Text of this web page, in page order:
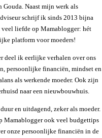
Gouda. Naast mijn werk als
schrijf ik sinds 2013 bijna
veel liefde op Mamablogger: hét
platform voor moeders!
deel ik eerlijke verhalen over ons
persoonlijke financiën, mindset en
als werkende moeder. Ook zijn
naar een nieuwbouwhuis.
en uitdagend, zeker als moeder.
Mamablogger ook veel budgettips
onze persoonlijke financiën in de